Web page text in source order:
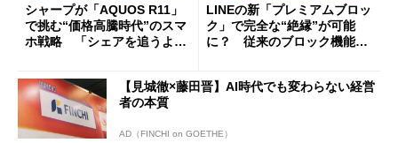
シャープが「AQUOS R11」
で挑む“価格高騰時代”のスマ
ホ戦略 「シェアを追うより
LINEの新「プレミアムブロッ
ク」で完全な“絶縁”が可能
に？ 従来のブロック機能と
【見城徹×藤田晋】AI時代でも変わらない経営
者の本質
AD（FINCHI on GOETHE）